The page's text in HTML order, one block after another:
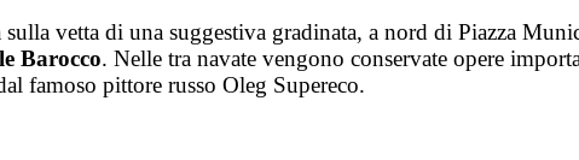
vetta di una suggestiva gradinata, a nord di Piazza
Barocco. Nelle tra navate vengono conservate opere
famoso pittore russo Oleg Supereco.